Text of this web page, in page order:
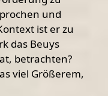
und
ist er zu
das Beuys
betrachten?
viel Größerem,